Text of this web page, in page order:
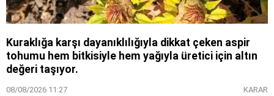
Kuraklığa karşı dayanıklılığıyla dikkat çeken aspir
tohumu hem bitkisiyle hem yağıyla üretici için altın
değeri taşıyor.
08/08/2026 11:27 KARAR